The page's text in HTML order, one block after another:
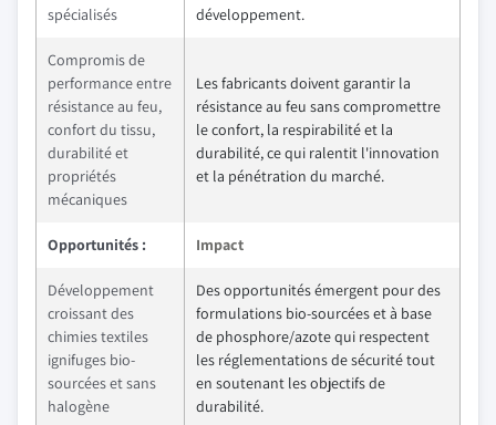
spécialisés
développement.
Compromis de
performance entre
résistance au feu,
confort du tissu,
durabilité et
propriétés
mécaniques
Les fabricants doivent garantir la
résistance au feu sans compromettre
le confort, la respirabilité et la
durabilité, ce qui ralentit l'innovation
et la pénétration du marché.
Opportunités : Impact
Développement
croissant des
chimies textiles
ignifuges bio-
sourcées et sans
halogène
Des opportunités émergent pour des
formulations bio-sourcées et à base
de phosphore/azote qui respectent
les réglementations de sécurité tout
en soutenant les objectifs de
durabilité.